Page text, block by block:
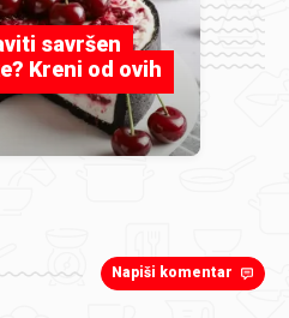
savršen
Kreni od ovih
Napiši komentar